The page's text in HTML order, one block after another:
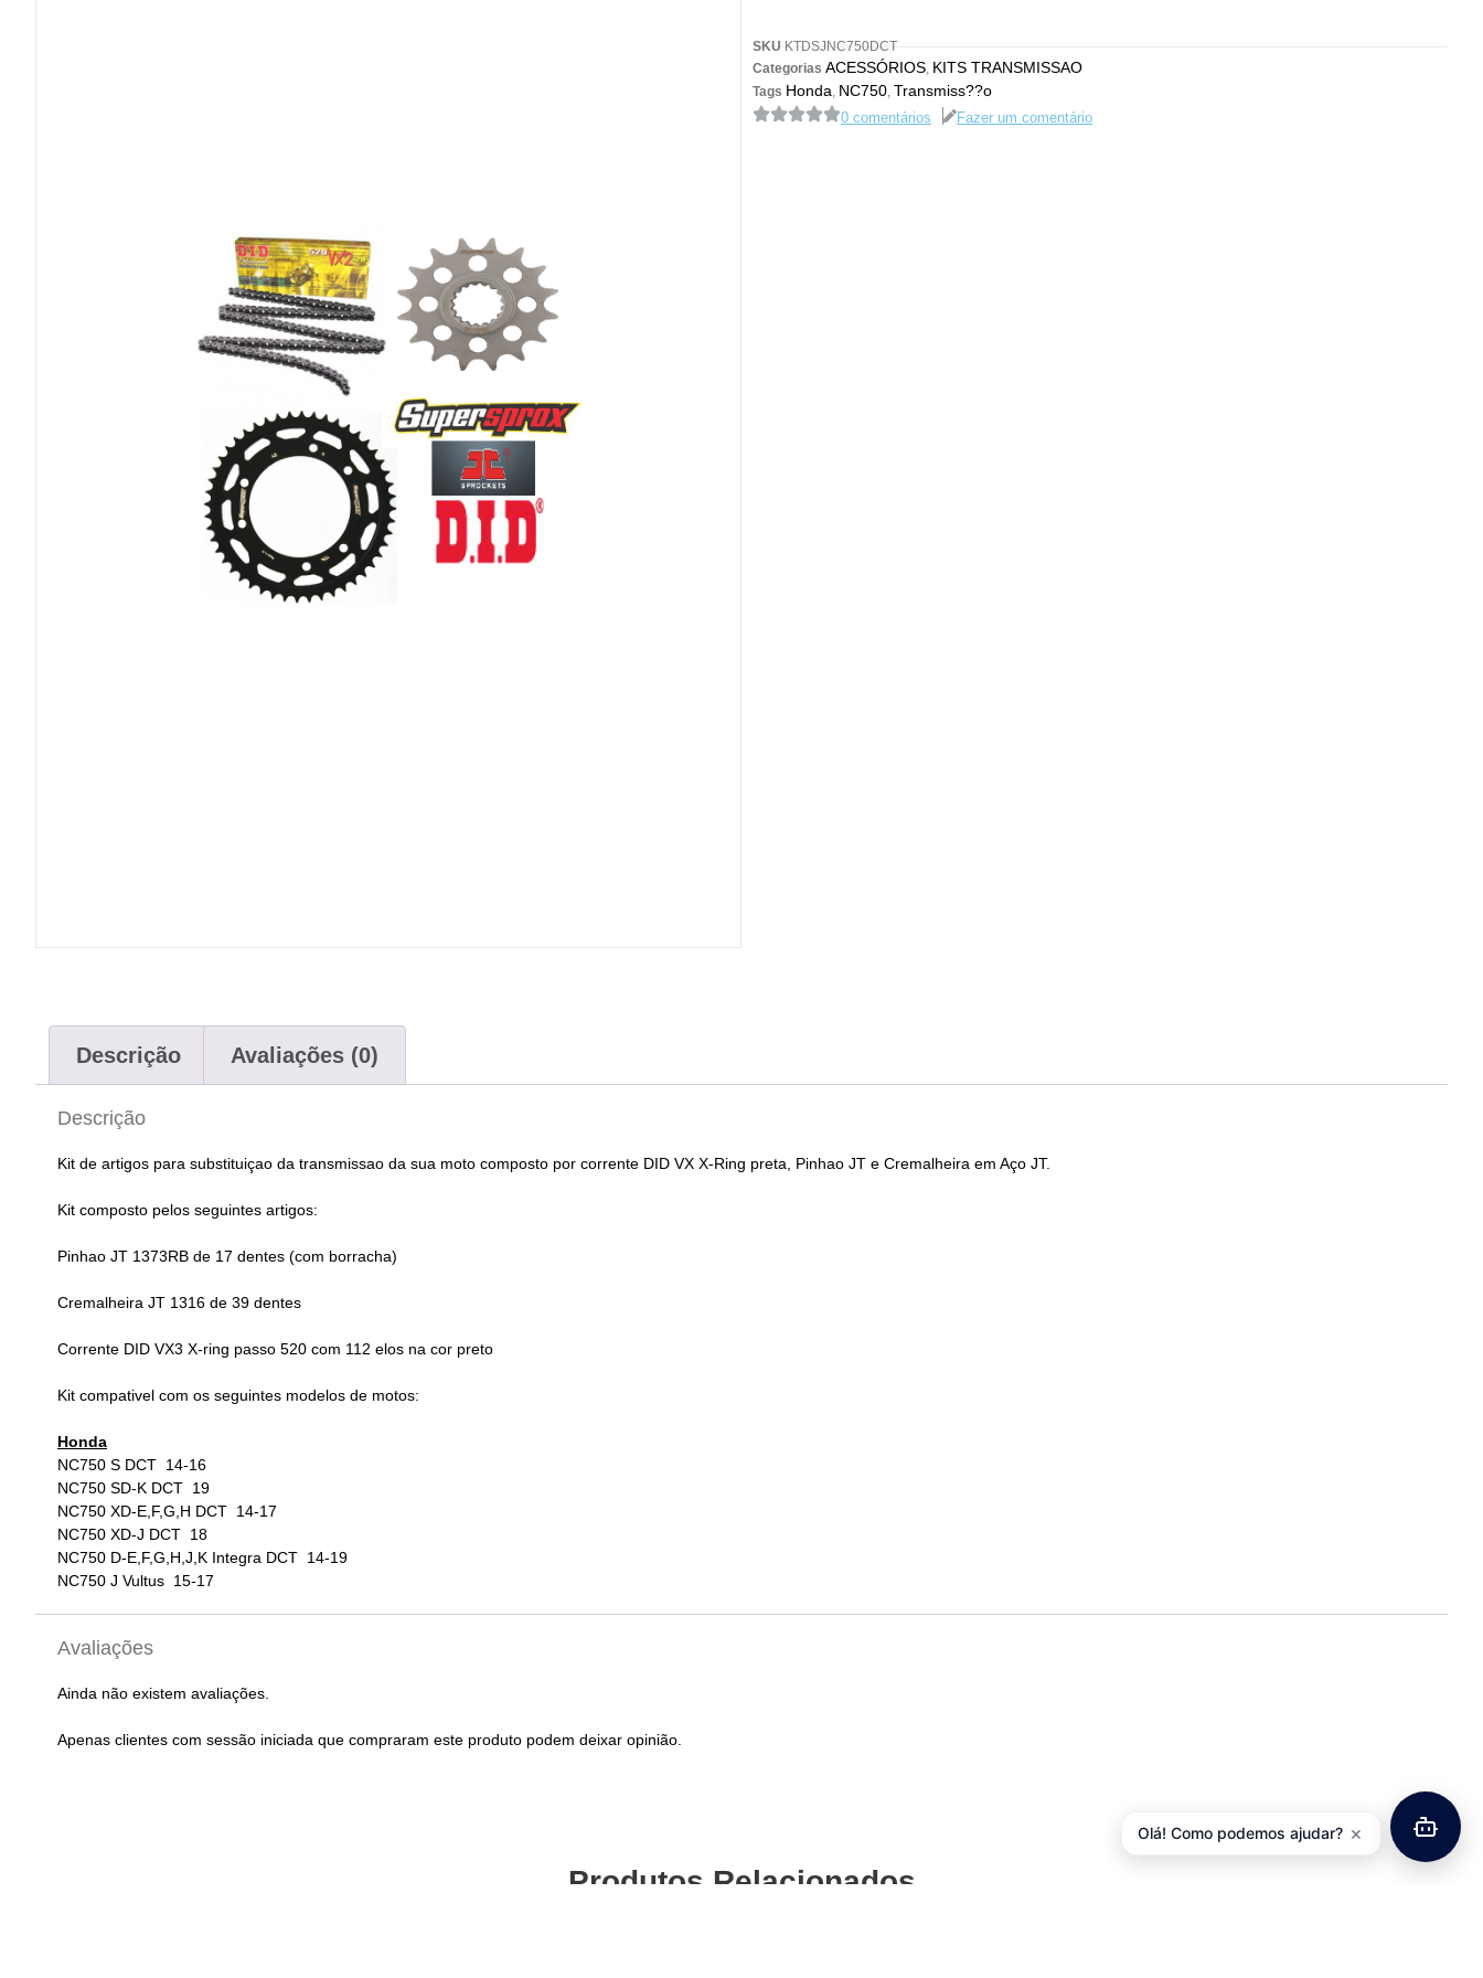
SKU KTDSJNC750DCT
Categorias ACESSÓRIOS KITS TRANSMISSAO
Tags Honda NC750 Transmiss??o
0 comentários Fazer um comentário
Descrição Avaliações (0)
Descrição
Kit de artigos para substituiçao da transmissao da sua moto composto por corrente DID VX X-Ring preta, Pinhao JT e Cremalheira em Aço JT.
Kit composto pelos seguintes artigos:
Pinhao JT 1373RB de 17 dentes (com borracha)
Cremalheira JT 1316 de 39 dentes
Corrente DID VX3 X-ring passo 520 com 112 elos na cor preto
Kit compativel com os seguintes modelos de motos:
Honda
NC750 S DCT 14-16
NC750 SD-K DCT 19
NC750 XD-E,F,G,H DCT 14-17
NC750 XD-J DCT 18
NC750 D-E,F,G,H,J,K Integra DCT 14-19
NC750 J Vultus 15-17
Avaliações
Ainda não existem avaliações.
Apenas clientes com sessão iniciada que compraram este produto podem deixar opinião.
Produtos Relacionados
Olá! Como podemos ajudar? ×